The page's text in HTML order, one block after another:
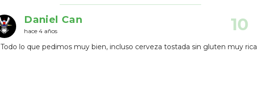
Daniel Can
hace 4 años 10
Todo lo que pedimos muy bien, incluso cerveza tostada sin gluten muy rica